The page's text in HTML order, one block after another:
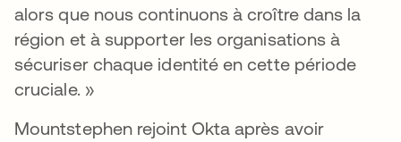
alors que nous continuons à croître dans la
région et à supporter les organisations à
sécuriser chaque identité en cette période
cruciale. »
Mountstephen rejoint Okta après avoir